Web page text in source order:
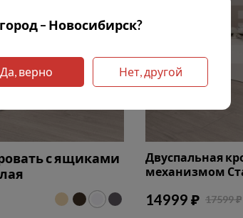
с ящиками
Двуспальная
механизмом
14999 ₽ 17599 ₽
– Новосибирск?
Да, верно Нет, другой